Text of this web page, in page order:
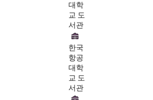
대학
교 도
서관
한국
항공
대학
교 도
서관